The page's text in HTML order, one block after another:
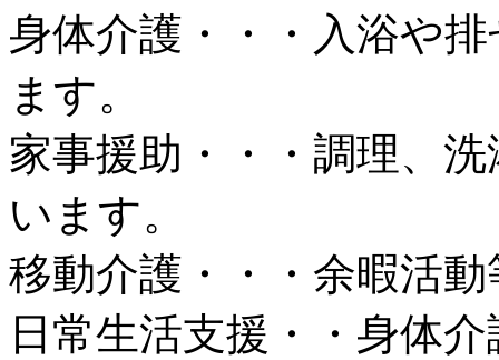
身体介護・・・入浴や
ます。
家事援助・・・調理、
います。
移動介護・・・余暇活
日常生活支援・・身体